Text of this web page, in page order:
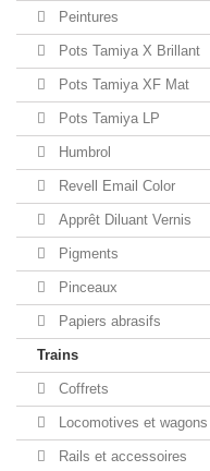
Peintures
Pots Tamiya X Brillant
Pots Tamiya XF Mat
Pots Tamiya LP
Humbrol
Revell Email Color
Apprêt Diluant Vernis
Pigments
Pinceaux
Papiers abrasifs
Trains
Coffrets
Locomotives et wagons
Rails et accessoires